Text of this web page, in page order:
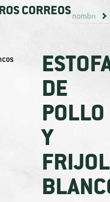
CORREOS
DE
POLLO
Y